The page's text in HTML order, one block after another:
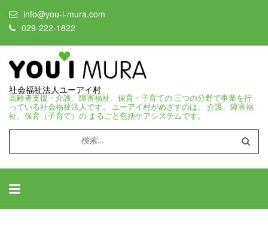
info@you-i-mura.com
029-222-1822
社会福祉法人ユーアイ村
高齢者支援・介護、障害福祉、保育・子育ての 三つの分野で事業を行
っている社会福祉法人です。 ユーアイ村がめざすのは、 介護、障害福
祉、保育（子育て）の まるごと包括ケアシステムです。
検
索: